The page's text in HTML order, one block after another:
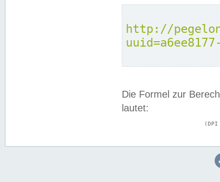
http://
Die Formel zur
lautet: